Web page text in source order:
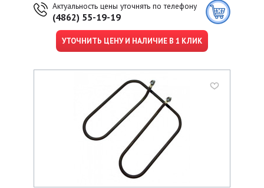
Актуальность цены уточнять по телефону
(4862) 55-19-19
УТОЧНИТЬ ЦЕНУ И НАЛИЧИЕ В 1 КЛИК